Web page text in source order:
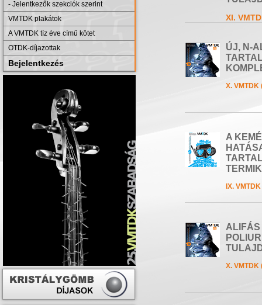
- Jelentkezők szekciók szerint
VMTDK plakátok
A VMTDK tíz éve című kötet
OTDK-díjazottak
Bejelentkezés
XI.
ÚJ, N-
X. VMTDK
A
IX.
X. VMTDK